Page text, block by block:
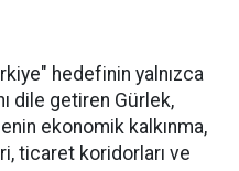
hedefinin yalnızca
dile getiren Gürlek,
ekonomik kalkınma,
ticaret koridorları ve